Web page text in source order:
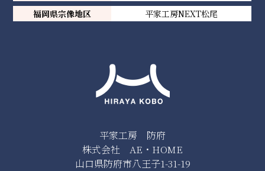
平家工房 防府
株式会社 AE・HOME
山口県防府市八王子1-31-19
福岡県宗像地区
平家工房NEXT松尾